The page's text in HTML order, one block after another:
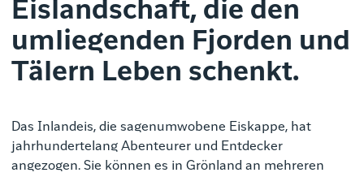
Eislandschaft, die den
umliegenden Fjorden und
Tälern Leben schenkt.
Das Inlandeis, die sagenumwobene Eiskappe, hat
jahrhundertelang Abenteurer und Entdecker
angezogen. Sie können es in Grönland an mehreren